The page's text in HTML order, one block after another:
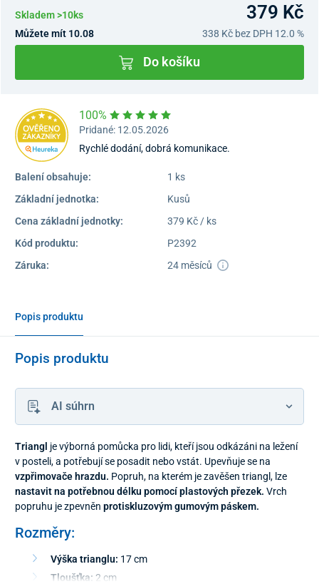
Skladem >10ks 379 Kč
Můžete mít 10.08 338 Kč bez DPH 12.0 %
Do košíku
100%
Pridané: 12.05.2026
Rychlé dodání, dobrá komunikace.
Balení obsahuje:
1 ks
Základní jednotka:
Kusů
Cena základní jednotky:
379 Kč / ks
Kód produktu:
P2392
Záruka:
24 měsíců
Popis produktu
Popis produktu
AI súhrn
Triangl je výborná pomůcka pro lidi, kteří jsou odkázáni na ležení
v posteli, a potřebují se posadit nebo vstát. Upevňuje se na
vzpřimovače hrazdu. Popruh, na kterém je zavěšen triangl, lze
nastavit na potřebnou délku pomocí plastových přezek. Vrch
popruhu je zpevněn protiskluzovým gumovým páskem.
Rozměry:
Výška trianglu: 17 cm
Tloušťka: 2 cm